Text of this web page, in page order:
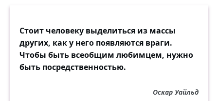
Стоит человеку выделиться из массы
других, как у него появляются враги.
Чтобы быть всеобщим любимцем, нужно
быть посредственностью.
Оскар Уайльд